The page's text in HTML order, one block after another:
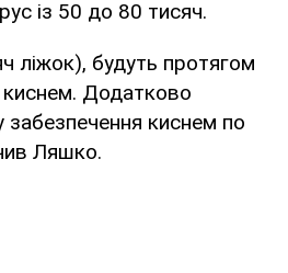
із 50 до 80 тисяч.
ліжок), будуть протягом
киснем. Додатково
киснем по
Ляшко.